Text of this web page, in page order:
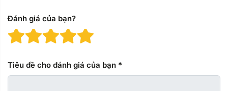
Đánh giá của bạn?
Đánh giá: 4 trên 5
Đánh giá: 3 trên 5 sao.
Đánh giá: 2 trên 5 sao.
Đánh giá: 1 trên 5 sao. Xấu
Tiêu đề cho đánh giá của bạn